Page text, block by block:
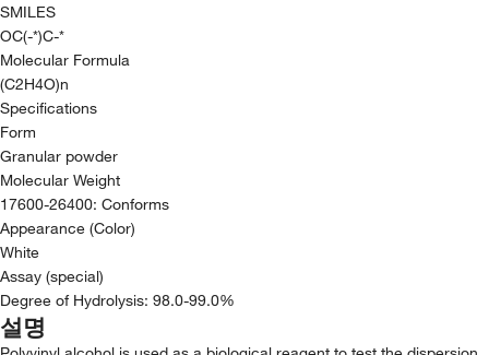
SMILES
OC(-*)C-*
Molecular Formula
(C2H4O)n
Specifications
Form
Granular powder
Molecular Weight
17600-26400: Conforms
Appearance (Color)
White
Assay (special)
Degree of Hydrolysis: 98.0-99.0%
설명